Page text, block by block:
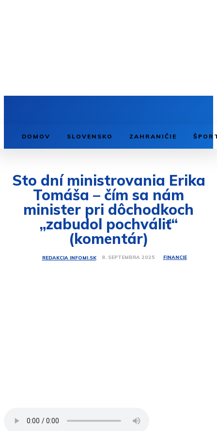
DOMOV SLOVENSKO ZAHRANIČIE
Sto dní ministrovania Erika
Tomáša – čím sa nám
minister pri dôchodkoch
„zabudol pochváliť“
(komentár)
REDAKCIA INFOMI.SK 8. SEPTEMBRA 2025 FINANCIE